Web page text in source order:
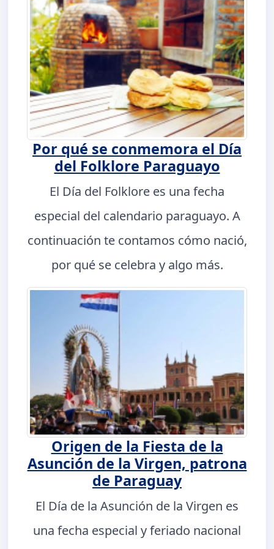
Por qué se conmemora el Día
del Folklore Paraguayo
El Día del Folklore es una fecha
especial del calendario paraguayo. A
continuación te contamos cómo nació,
por qué se celebra y algo más.
Origen de la Fiesta de la
Asunción de la Virgen, patrona
de Paraguay
El Día de la Asunción de la Virgen es
una fecha especial y feriado nacional